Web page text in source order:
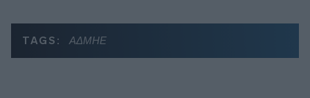
TAGS: ΑΔΜΗΕ